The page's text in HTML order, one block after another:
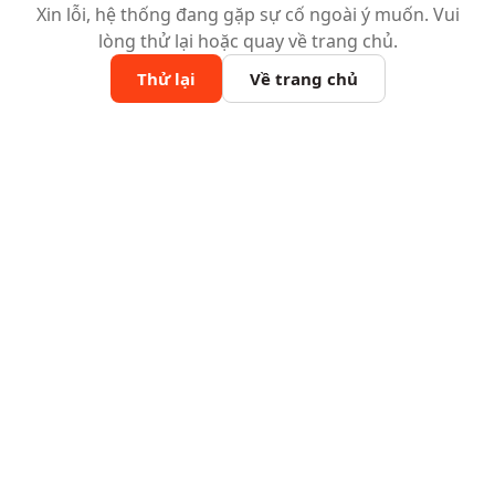
Xin lỗi, hệ thống đang gặp sự cố ngoài ý muốn. Vui
lòng thử lại hoặc quay về trang chủ.
Thử lại Về trang chủ